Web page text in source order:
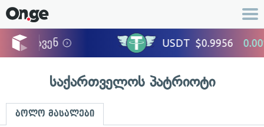
საქართველოს პატრიოტი
ბოლო მასალები